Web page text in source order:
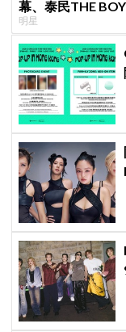
幕、泰民THE
明星